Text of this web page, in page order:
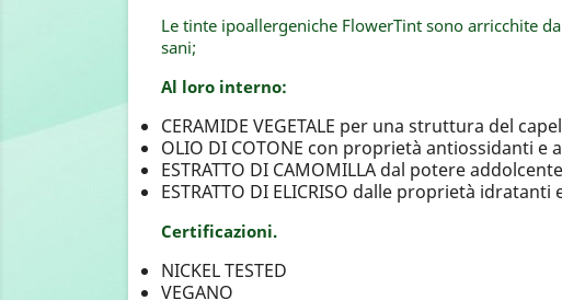
Le tinte ipoallergeniche FlowerTint sono arricchite
sani;
Al loro interno:
CERAMIDE VEGETALE per una struttura del
OLIO DI COTONE con proprietà antiossidanti e
ESTRATTO DI CAMOMILLA dal potere
ESTRATTO DI ELICRISO dalle proprietà
Certificazioni.
NICKEL TESTED
VEGANO